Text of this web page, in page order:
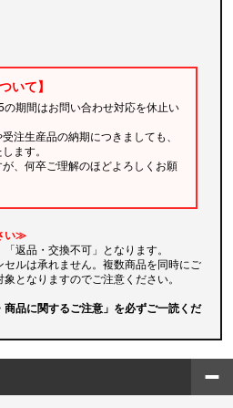
いて】
期間はお問い合わせ対応を休止い
注生産品の納期につきましても、
ます。
、何卒ご理解のほどよろしくお願
い≫
返品・交換不可」となります。
セルは承れません。複数商品を同時にご
となりますのでご注意ください。
商品に関するご注意」を必ずご一読くだ